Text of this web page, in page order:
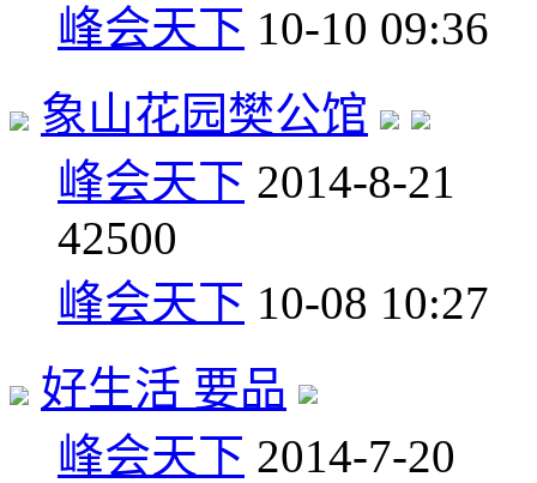
峰会天下 10-10 09:36
象山花园樊公馆
峰会天下 2014-8-21
42500
峰会天下 10-08 10:27
好生活 要品
峰会天下 2014-7-20